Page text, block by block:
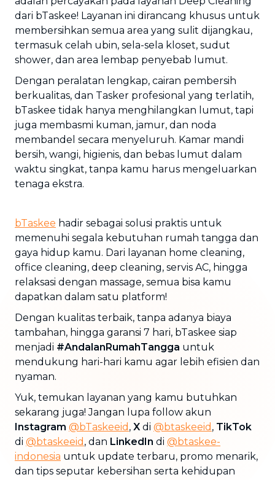
dari bTaskee! Layanan ini dirancang khusus untuk
membersihkan semua area yang sulit dijangkau,
termasuk celah ubin, sela-sela kloset, sudut
shower, dan area lembap penyebab lumut.
Dengan peralatan lengkap, cairan pembersih
berkualitas, dan Tasker profesional yang terlatih,
bTaskee tidak hanya menghilangkan lumut, tapi
juga membasmi kuman, jamur, dan noda
membandel secara menyeluruh. Kamar mandi
bersih, wangi, higienis, dan bebas lumut dalam
waktu singkat, tanpa kamu harus mengeluarkan
tenaga ekstra.
bTaskee hadir sebagai solusi praktis untuk
memenuhi segala kebutuhan rumah tangga dan
gaya hidup kamu. Dari layanan home cleaning,
office cleaning, deep cleaning, servis AC, hingga
relaksasi dengan massage, semua bisa kamu
dapatkan dalam satu platform!
Dengan kualitas terbaik, tanpa adanya biaya
tambahan, hingga garansi 7 hari, bTaskee siap
menjadi #AndalanRumahTangga untuk
mendukung hari-hari kamu agar lebih efisien dan
nyaman.
Yuk, temukan layanan yang kamu butuhkan
sekarang juga! Jangan lupa follow akun
Instagram @bTaskeeid , X di @btaskeeid , TikTok
di @btaskeeid , dan LinkedIn di @btaskee-
indonesia untuk update terbaru, promo menarik,
dan tips seputar kebersihan serta kehidupan